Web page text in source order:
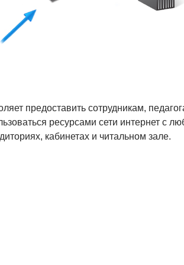
предоставить сотрудникам,
ресурсами сети интернет с
кабинетах и читальном зале.